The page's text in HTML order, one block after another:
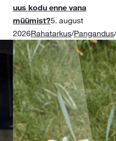
uus kodu enne vana
müümist?5. august
2026Rahatarkus/Pangandus/